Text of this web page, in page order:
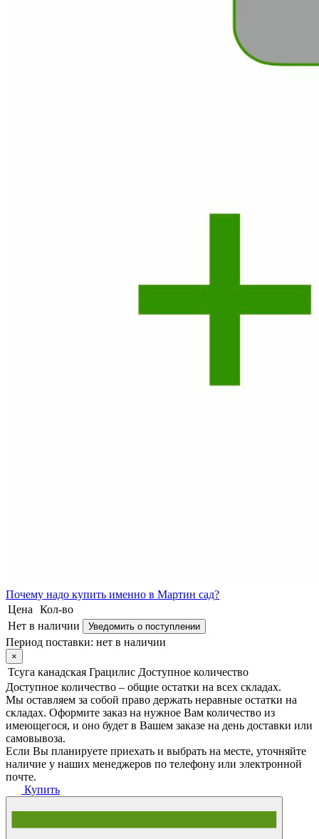
Почему надо купить именно в Мартин сад?
Цена
Кол-во
Нет в наличии
Уведомить о поступлении
Период поставки: нет в наличии
×
Тсуга канадская Грацилис Доступное количество
Доступное количество – общие остатки на всех складах.
Мы оставляем за собой право держать неравные остатки на
складах. Оформите заказ на нужное Вам количество из
имеющегося, и оно будет в Вашем заказе на день доставки или
самовывоза.
Если Вы планируете приехать и выбрать на месте, уточняйте
наличие у наших менеджеров по телефону или электронной
почте.
Купить